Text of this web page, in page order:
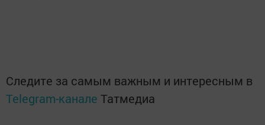
Следите за самым важным и интересным в
Telegram-канале Татмедиа